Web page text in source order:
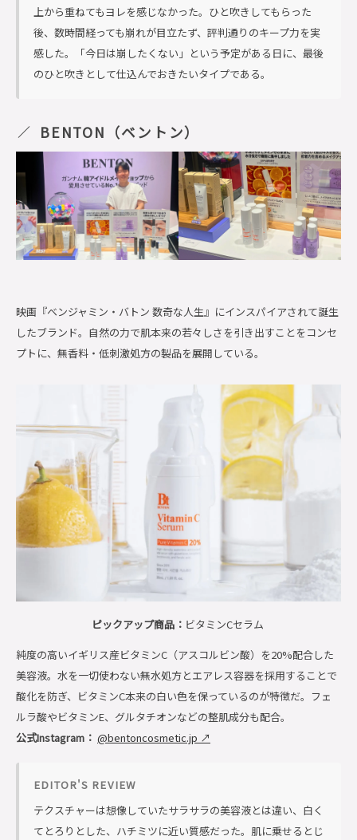
上から重ねてもヨレを感じなかった。ひと吹きしてもらった
後、数時間経っても崩れが目立たず、評判通りのキープ力を実
感した。「今日は崩したくない」という予定がある日に、最後
のひと吹きとして仕込んでおきたいタイプである。
BENTON（ベントン）
映画『ベンジャミン・バトン 数奇な人生』にインスパイアされて誕生
したブランド。自然の力で肌本来の若々しさを引き出すことをコンセ
プトに、無香料・低刺激処方の製品を展開している。
ピックアップ商品： ビタミンCセラム
純度の高いイギリス産ビタミンC（アスコルビン酸）を20%配合した
美容液。水を一切使わない無水処方とエアレス容器を採用することで
酸化を防ぎ、ビタミンC本来の白い色を保っているのが特徴だ。フェ
ルラ酸やビタミンE、グルタチオンなどの整肌成分も配合。
公式Instagram： @bentoncosmetic.jp ↗
EDITOR'S REVIEW
テクスチャーは想像していたサラサラの美容液とは違い、白く
てとろりとした、ハチミツに近い質感だった。肌に乗せるとじ